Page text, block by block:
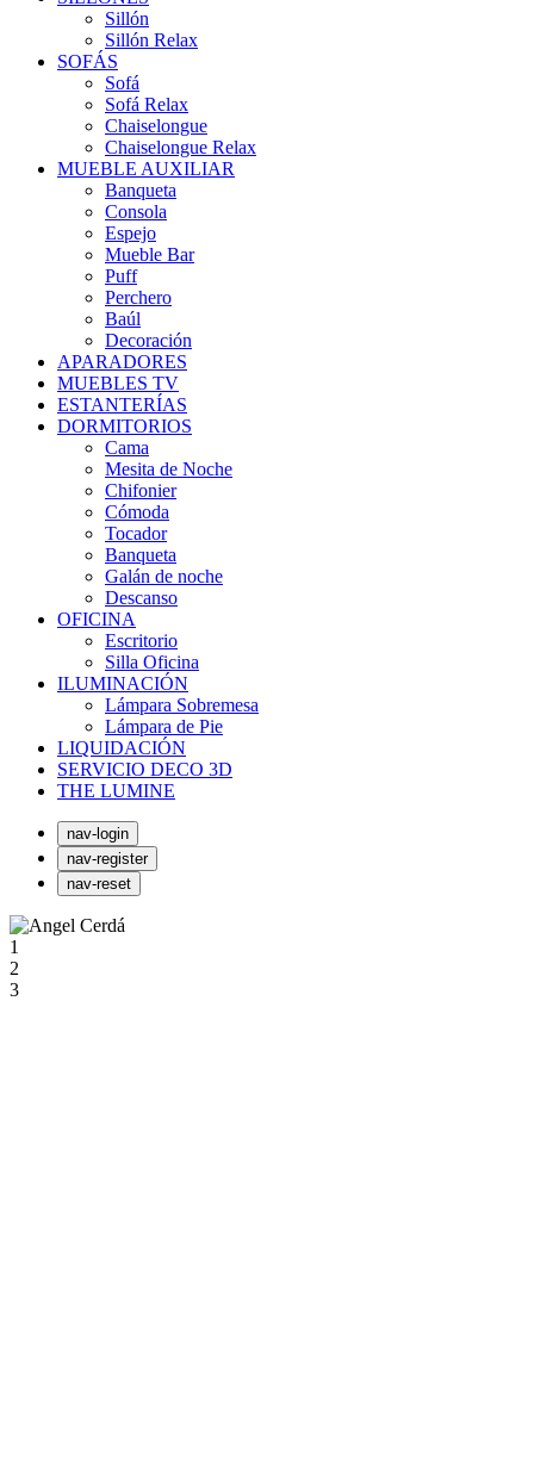
Sillón
Sillón Relax
SOFÁS
Sofá
Sofá Relax
Chaiselongue
Chaiselongue Relax
MUEBLE AUXILIAR
Banqueta
Consola
Espejo
Mueble Bar
Puff
Perchero
Baúl
Decoración
APARADORES
MUEBLES TV
ESTANTERÍAS
DORMITORIOS
Cama
Mesita de Noche
Chifonier
Cómoda
Tocador
Banqueta
Galán de noche
Descanso
OFICINA
Escritorio
Silla Oficina
ILUMINACIÓN
Lámpara Sobremesa
Lámpara de Pie
LIQUIDACIÓN
SERVICIO DECO 3D
THE LUMINE
nav-login
nav-register
nav-reset
1
2
3